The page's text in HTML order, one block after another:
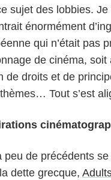
sujet des lobbies.
énormément
qui n’était pas
de cinéma, soit
de droits et de
Tout s’est
peu de précédents
dette grecque,